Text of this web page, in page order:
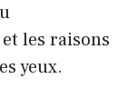
et les raisons
yeux.